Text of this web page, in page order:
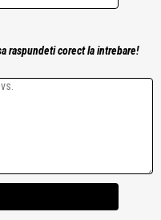
raspundeti corect la intrebare!